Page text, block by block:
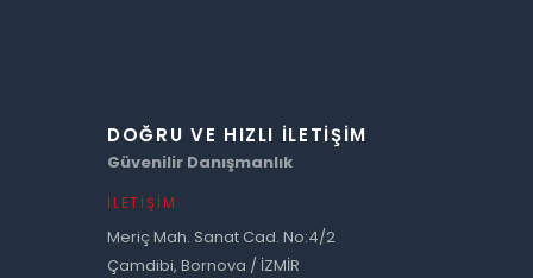
DOĞRU VE HIZLI İLETIŞIM
Güvenilir Danışmanlık
İLETIŞIM
Meriç Mah. Sanat Cad. No:4/2
Çamdibi, Bornova / İZMİR